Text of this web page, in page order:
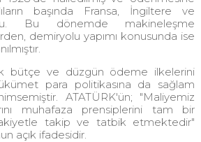
başında Fransa, İngiltere ve
Bu dönemde makineleşme
demiryolu yapımı konusunda ise
bütçe ve düzgün ödeme ilkelerini
para politikasına da sağlam
ATATÜRK'ün; "Maliyemiz
muhafaza prensiplerini tam bir
takip ve tatbik etmektedir"
açık ifadesidir.